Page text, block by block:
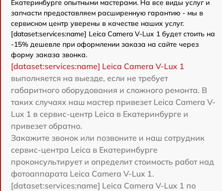
Екатеринбурге опытными мастерами. На все виды услуг и
запчасти предоставляем расширенную гарантию - мы в
сервисном центр уверены в качестве наших услуг.
[dataset:services:name] Leica Camera V-Lux 1 будет стоить на
-15% дешевле при оформлении заказа на сайте через
форму заказа звонка.
[dataset:services:name] Leica Camera V-Lux 1
выполняется на выезде, если не требует
габаритного оборудования и сложного ремонта. В
таких случаях наш мастер привезет Leica Camera V-
Lux 1 в сервис-центр Leica в Екатеринбурге и
привезет обратно.
Закажите звонок или позвоните и наш сотрудник
сервис-центра Leica в Екатеринбурге
проконсультирует и определит стоимость работ над
фотоаппарата Leica Camera V-Lux 1.
[dataset:services:name] Leica Camera V-Lux 1 по